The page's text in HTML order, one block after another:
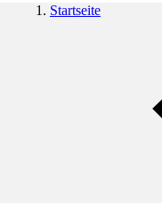
Startseite